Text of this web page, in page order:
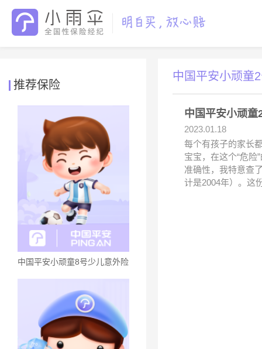
推荐保险
中国平安小顽童8号少儿意外险
中国平安小顽童
中国平安小顽童
2023.01.18
每个有孩子的家长
宝宝，在这个“危
准确性，我特意查
计是2004年）。这